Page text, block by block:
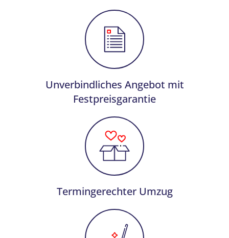
Unverbindliches Angebot mit
Festpreisgarantie
Termingerechter Umzug